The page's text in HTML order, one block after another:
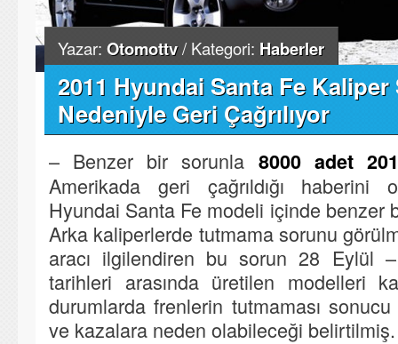
Yazar: Otomottv/ Kategori: Haberler
2011 Hyundai Santa Fe
Nedeniyle Geri Çağrılıyor
– Benzer bir sorunla 8000 adet
Amerikada geri çağrıldığı haberini
Hyundai Santa Fe modeli içinde benzer
Arka kaliperlerde tutmama sorunu
aracı ilgilendiren bu sorun 28 Eylül
tarihleri arasında üretilen modelleri
durumlarda frenlerin tutmaması
ve kazalara neden olabileceği belirtilmiş.